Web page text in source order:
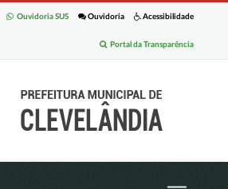
Acessibilidade
Ouvidoria
Ouvidoria SUS
Portal da Transparência